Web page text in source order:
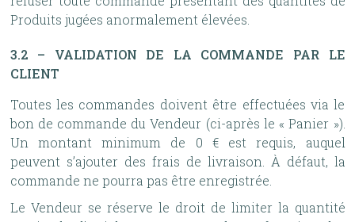
Produits jugées anormalement élevées.
3.2 – VALIDATION DE LA COMMANDE PAR LE
CLIENT
Toutes les commandes doivent être effectuées via le
bon de commande du Vendeur (ci-après le « Panier »).
Un montant minimum de 0 € est requis, auquel
peuvent s’ajouter des frais de livraison. À défaut, la
commande ne pourra pas être enregistrée.
Le Vendeur se réserve le droit de limiter la quantité